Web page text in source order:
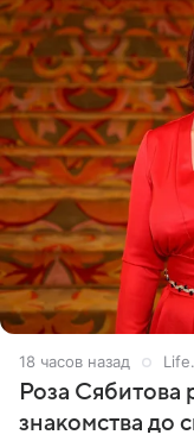
18 часов назад
Роза Сябитова
знакомства до